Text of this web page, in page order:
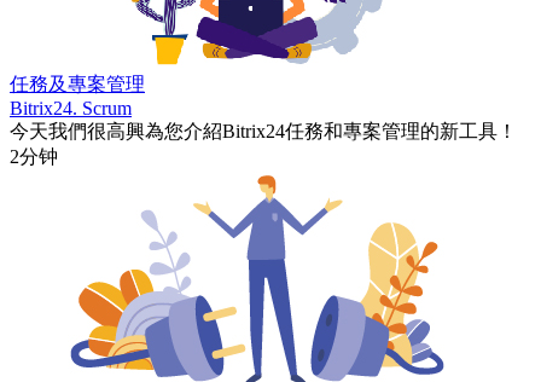
任務及專案管理
Bitrix24. Scrum
今天我們很高興為您介紹Bitrix24任務和專案管理的新工具！
2分钟